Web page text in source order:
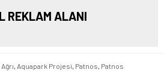
REKLAM ALANI
Ağrı, Aquapark Projesi, Patnos, Patnos